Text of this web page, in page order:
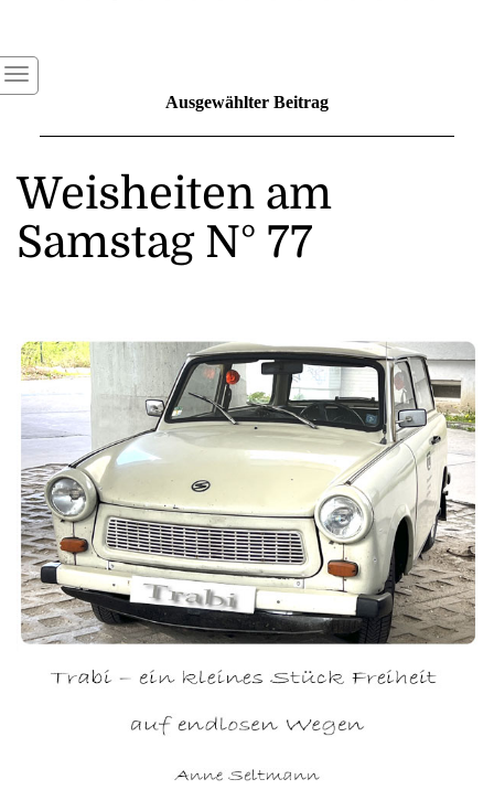
Ausgewählter Beitrag
Weisheiten am
Samstag N° 77